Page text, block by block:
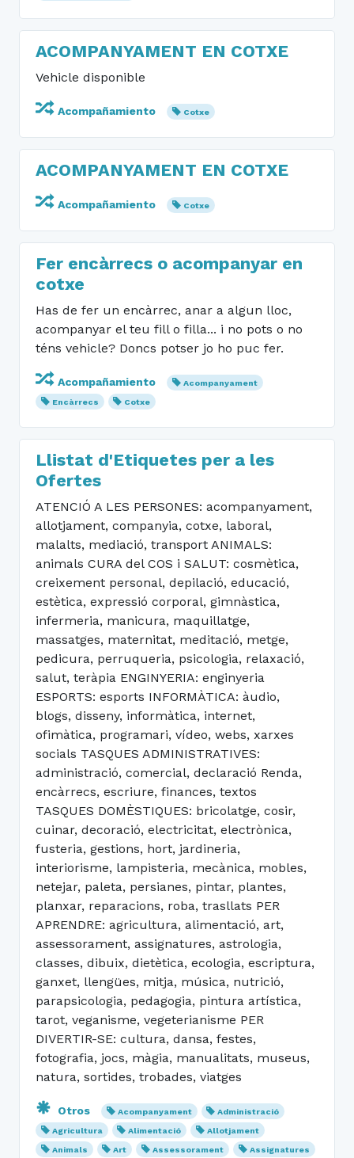
ACOMPANYAMENT EN COTXE
Vehicle disponible
Acompañamiento Cotxe
ACOMPANYAMENT EN COTXE
Acompañamiento Cotxe
Fer encàrrecs o acompanyar en
cotxe
Has de fer un encàrrec, anar a algun lloc,
acompanyar el teu fill o filla... i no pots o no
téns vehicle? Doncs potser jo ho puc fer.
Acompañamiento
Acompanyament
Encàrrecs
Cotxe
Llistat d'Etiquetes per a les
Ofertes
ATENCIÓ A LES PERSONES: acompanyament,
allotjament, companyia, cotxe, laboral,
malalts, mediació, transport ANIMALS:
animals CURA del COS i SALUT: cosmètica,
creixement personal, depilació, educació,
estètica, expressió corporal, gimnàstica,
infermeria, manicura, maquillatge,
massatges, maternitat, meditació, metge,
pedicura, perruqueria, psicologia, relaxació,
salut, teràpia ENGINYERIA: enginyeria
ESPORTS: esports INFORMÀTICA: àudio,
blogs, disseny, informàtica, internet,
ofimàtica, programari, vídeo, webs, xarxes
socials TASQUES ADMINISTRATIVES:
administració, comercial, declaració Renda,
encàrrecs, escriure, finances, textos
TASQUES DOMÈSTIQUES: bricolatge, cosir,
cuinar, decoració, electricitat, electrònica,
fusteria, gestions, hort, jardineria,
interiorisme, lampisteria, mecànica, mobles,
netejar, paleta, persianes, pintar, plantes,
planxar, reparacions, roba, trasllats PER
APRENDRE: agricultura, alimentació, art,
assessorament, assignatures, astrologia,
classes, dibuix, dietètica, ecologia, escriptura,
ganxet, llengües, mitja, música, nutrició,
parapsicologia, pedagogia, pintura artística,
tarot, veganisme, vegeterianisme PER
DIVERTIR-SE: cultura, dansa, festes,
fotografia, jocs, màgia, manualitats, museus,
natura, sortides, trobades, viatges
Otros Acompanyament
Administració
Agricultura
Alimentació
Allotjament
Animals
Art Assessorament
Assignatures